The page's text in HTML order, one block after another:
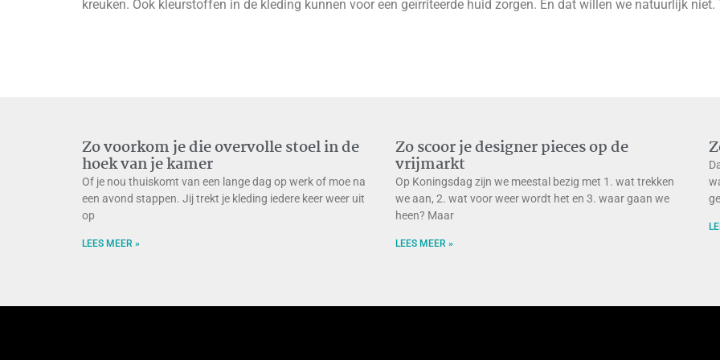
kreuken. Ook kleurstoffen in de kleding kunnen voor een geïrriteerde huid zorgen. En dat willen we natuurlijk
Zo voorkom je die overvolle stoel in de
hoek van je kamer
Of je nou thuiskomt van een lange dag op werk of moe na
een avond stappen. Jij trekt je kleding iedere keer weer uit
op
LEES MEER »
Zo scoor je designer pieces op de
vrijmarkt
Op Koningsdag zijn we meestal bezig met 1. wat trekken
we aan, 2. wat voor weer wordt het en 3. waar gaan we
heen? Maar
LEES MEER »